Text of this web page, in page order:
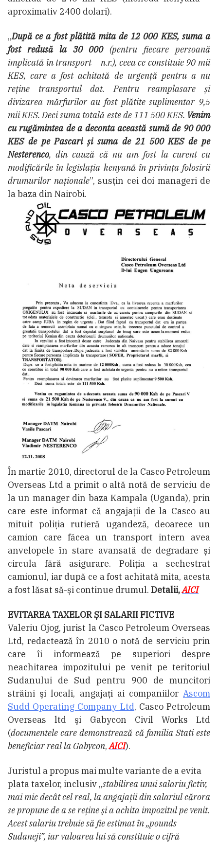
aproximativ 2400 dolari).
„După ce a fost plătită mita de 12 000 KES, suma a
fost redusă la 30 000(pentru fiecare persoană
implicată în transport – n.r.), ceea ce constituie 90 mii
KES, care a fost achitată de urgență pentru a nu
reține transportul dat. Pentru reamplasare și
divizarea mărfurilor au fost plătite suplimentar 9,5
mii KES. Deci suma totală este de 111 500 KES. Venim
cu rugămintea de a deconta această sumă de 90 000
KES de pe Pascari și suma de 21 500 KES de pe
Nesterenco, din cauză că nu am fost la curent cu
modificările în legislația kenyană în privința folosirii
drumurilor naționale”, susțin cei doi manageri de
la baza din Nairobi.
În martie 2010, directorul de la Casco Petroleum
Overseas Ltd a primit o altă notă de serviciu de
la un manager din baza Kampala (Uganda), prin
care este informat că angajații de la Casco au
mituit poliția rutieră ugandeză, deoarece un
camion care făcea un transport intern avea
anvelopele în stare avansată de degradare și
circula fără asigurare. Poliția a sechestrat
camionul, iar după ce a fost achitată mita, acesta
a fost lăsat să-și continue drumul. Detalii,AICI
EVITAREA TAXELOR ȘI SALARII FICTIVE
Valeriu Ojog, jurist la Casco Petroleum Overseas
Ltd, redactează în 2010 o notă de serviciu prin
care îi informează pe superiori despre
neachitarea impozitului pe venit pe teritoriul
Sudanului de Sud pentru 900 de muncitori
străini şi locali, angajați ai companiilor Ascom
Sudd Operating Company Ltd, Casco Petroleum
Overseas ltd şi Gabycon Civil Works Ltd
(documentele care demonstrează că familia Stati este
beneficiar real la Gabycon,AICI).
Juristul a propus mai multe variante de a evita
plata taxelor, inclusiv „stabilirea unui salariu fictiv,
mai mic decât cel real, la angajații din salariul cărora
se propune de a se reține şi a achita impozitul pe venit.
Acest salariu trebuie să fie estimat în „pounds
Sudaneji”, iar valoarea lui să constituie o cifră